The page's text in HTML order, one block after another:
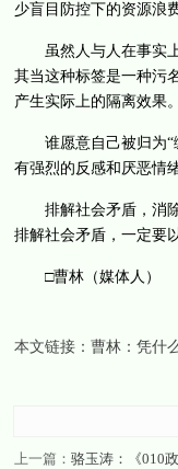
少盲目防控下的资源
虽然人与人在事实上
其当这种标签是一种污
产生实际上的隔离效果。
谁愿意自己被归为“缠
有强烈的反感和厌恶情
排解社会矛盾，消除
排解社会矛盾，一定要
□曹林（媒体人）
本文链接： 曹林：凭什
上一篇： 骆玉涛：《010